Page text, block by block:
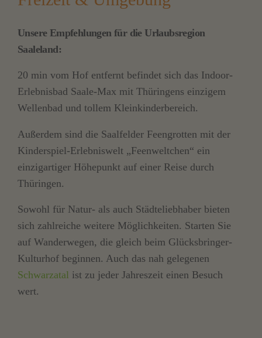
Unsere Empfehlungen für die Urlaubsregion
Saaleland:
20 min vom Hof entfernt befindet sich das Indoor-
Erlebnisbad Saale-Max mit Thüringens einzigem
Wellenbad und tollem Kleinkinderbereich.
Außerdem sind die Saalfelder Feengrotten mit der
Kinderspiel-Erlebniswelt „Feenweltchen“ ein
einzigartiger Höhepunkt auf einer Reise durch
Thüringen.
Sowohl für Natur- als auch Städteliebhaber bieten
sich zahlreiche weitere Möglichkeiten. Starten Sie
auf Wanderwegen, die gleich beim Glücksbringer-
Kulturhof beginnen. Auch das nah gelegenen
Schwarzatal ist zu jeder Jahreszeit einen Besuch
wert.